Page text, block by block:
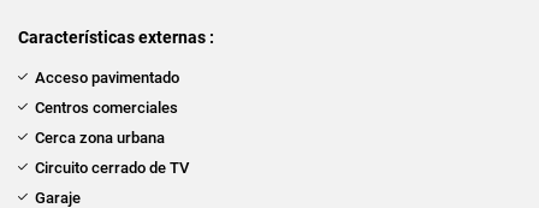
Características externas :
Acceso pavimentado
Centros comerciales
Cerca zona urbana
Circuito cerrado de TV
Garaje